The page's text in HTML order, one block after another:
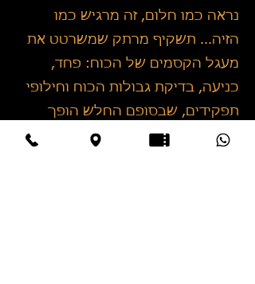
נראה כמו חלום, זה מרגיש כמו
הזיה... תשקיף מרתק שמשרטט את
מעגל הקסמים של הכוח: פחד,
כניעה, בדיקת גבולות הכוח וחילופי
תפקידים, שבסופם החלש הופך
לחזק, יוצא משליטה ומאבד צלם